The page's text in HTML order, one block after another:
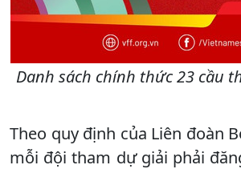
Danh sách chính thức 23 cầu
Theo quy định của Liên đoàn
mỗi đội tham dự giải phải